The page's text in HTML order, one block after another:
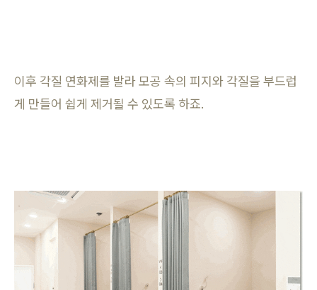
이후 각질 연화제를 발라 모공 속의 피지와 각질을 부드럽
게 만들어 쉽게 제거될 수 있도록 하죠.